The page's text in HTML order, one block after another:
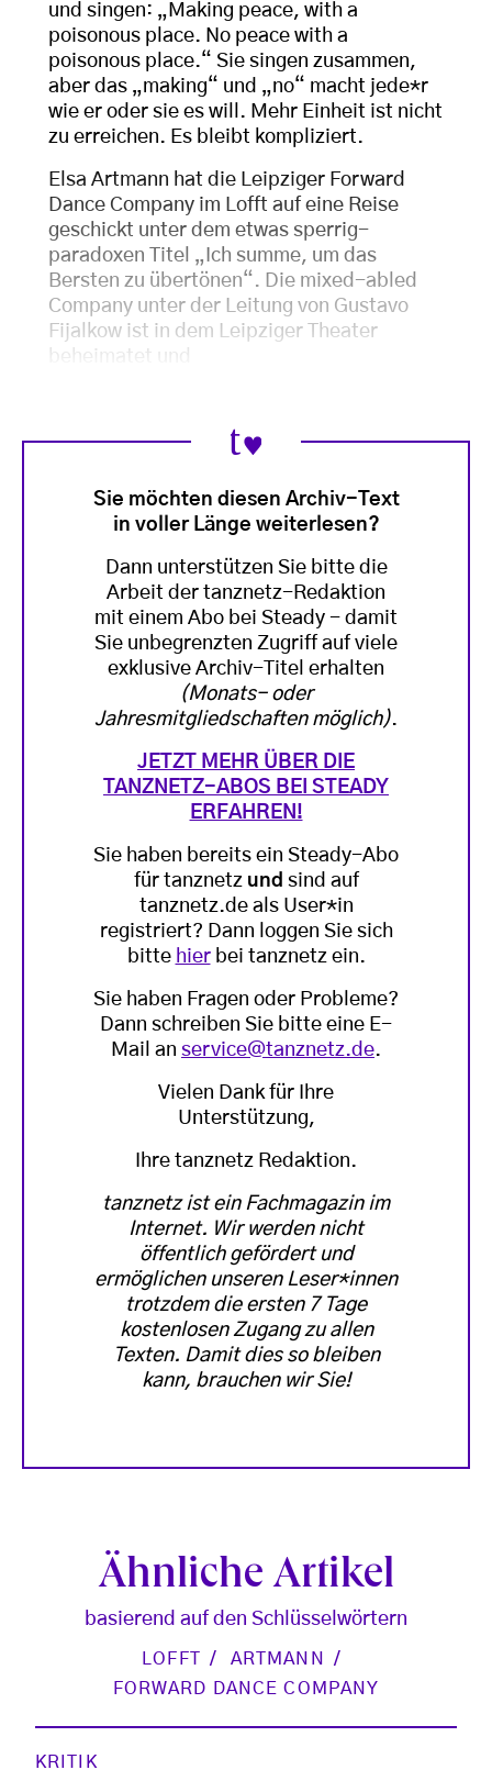
und singen: „Making peace, with a
poisonous place. No peace with a
poisonous place.“ Sie singen zusammen,
aber das „making“ und „no“ macht jede*r
wie er oder sie es will. Mehr Einheit ist nicht
zu erreichen. Es bleibt kompliziert.
Elsa Artmann hat die Leipziger Forward
Dance Company im Lofft auf eine Reise
geschickt unter dem etwas sperrig-
paradoxen Titel „Ich summe, um das
Bersten zu übertönen“. Die mixed-abled
Company unter der Leitung von Gustavo
Fijalkow ist in dem Leipziger Theater
beheimatet und
Sie möchten diesen Archiv-Text
in voller Länge weiterlesen?
Dann unterstützen Sie bitte die
Arbeit der tanznetz-Redaktion
mit einem Abo bei Steady - damit
Sie unbegrenzten Zugriff auf viele
exklusive Archiv-Titel erhalten
(Monats- oder
Jahresmitgliedschaften möglich).
JETZT MEHR ÜBER DIE
TANZNETZ-ABOS BEI STEADY
ERFAHREN!
Sie haben bereits ein Steady-Abo
für tanznetz und sind auf
tanznetz.de als User*in
registriert? Dann loggen Sie sich
bitte hierbei tanznetz ein.
Sie haben Fragen oder Probleme?
Dann schreiben Sie bitte eine E-
Mail an service@tanznetz.de.
Vielen Dank für Ihre
Unterstützung,
Ihre tanznetz Redaktion.
tanznetz ist ein Fachmagazin im
Internet. Wir werden nicht
öffentlich gefördert und
ermöglichen unseren Leser*innen
trotzdem die ersten 7 Tage
kostenlosen Zugang zu allen
Texten. Damit dies so bleiben
kann, brauchen wir Sie!
Ähnliche Artikel
basierend auf den Schlüsselwörtern
LOFFT
ARTMANN
FORWARD DANCE COMPANY
KRITIK